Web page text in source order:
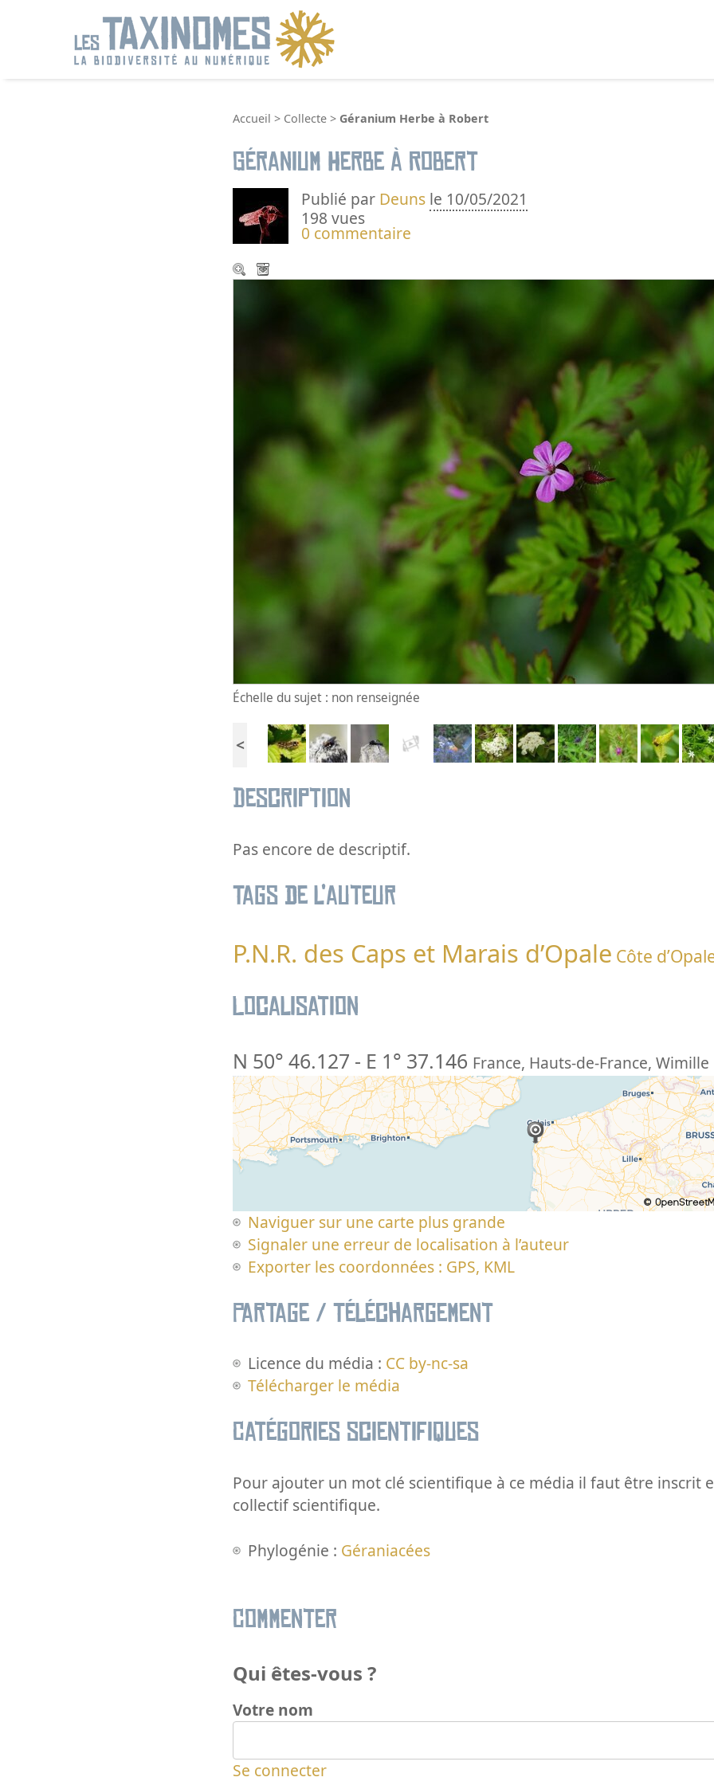
Accueil > Collecte > Géranium Herbe à Robert
Géranium Herbe à Robert
Publié par Deuns le 10/05/2021
198 vues
0 commentaire
Échelle du sujet : non renseignée
<
Description
Pas encore de descriptif.
Tags de l’auteur
P.N.R. des Caps et Marais d’Opale Côte
Localisation
N 50° 46.127 - E 1° 37.146 France, Hauts-de-France, Wimille
Naviguer sur une carte plus grande
Signaler une erreur de localisation à l’auteur
Exporter les coordonnées : GPS, KML
Partage / Téléchargement
Licence du média : CC by-nc-sa
Télécharger le média
Catégories scientifiques
Pour ajouter un mot clé scientifique à ce média il faut être inscrit
collectif scientifique.
Phylogénie : Géraniacées
Commenter
Qui êtes-vous ?
Votre nom
Se connecter